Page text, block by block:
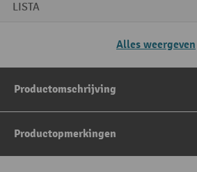
LISTA
Alles weergeven
Productomschrijving
Productopmerkingen